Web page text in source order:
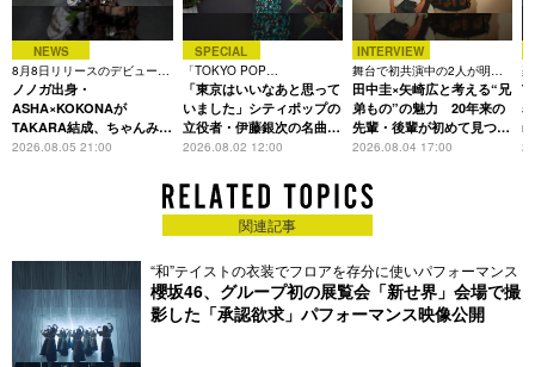
NEWS
8月8日リリースのデビュー曲
は「Time is money」
ノノガ出身・
ASHA×KOKONAが
TAKARA結成、ちゃんみな
主宰レーベル第2弾アーテ
2026.08.05 21:00
SPECIAL
「TOKYO POP
CHRONICLE」特集
「東京はいいなあと思って
いました」シティポップの
立役者・伊藤銀次の名曲回
想録
2026.08.02 12:00
INTERVIEW
舞台で初共演中の2人が明か
す、今の自分をつくる恩人の
存在
田中圭×矢崎広と考える“兄
弟もの”の魅力 20年来の
先輩・後輩が初めて見つけ
た互いの共通点とは
2026.08.04 17:00
関連記事
“和”テイストの衣装でフロアを存分に使いパフォーマンス
櫻坂46、グループ初の展覧会「新せ界」会場で撮
影した「承認欲求」パフォーマンス映像公開